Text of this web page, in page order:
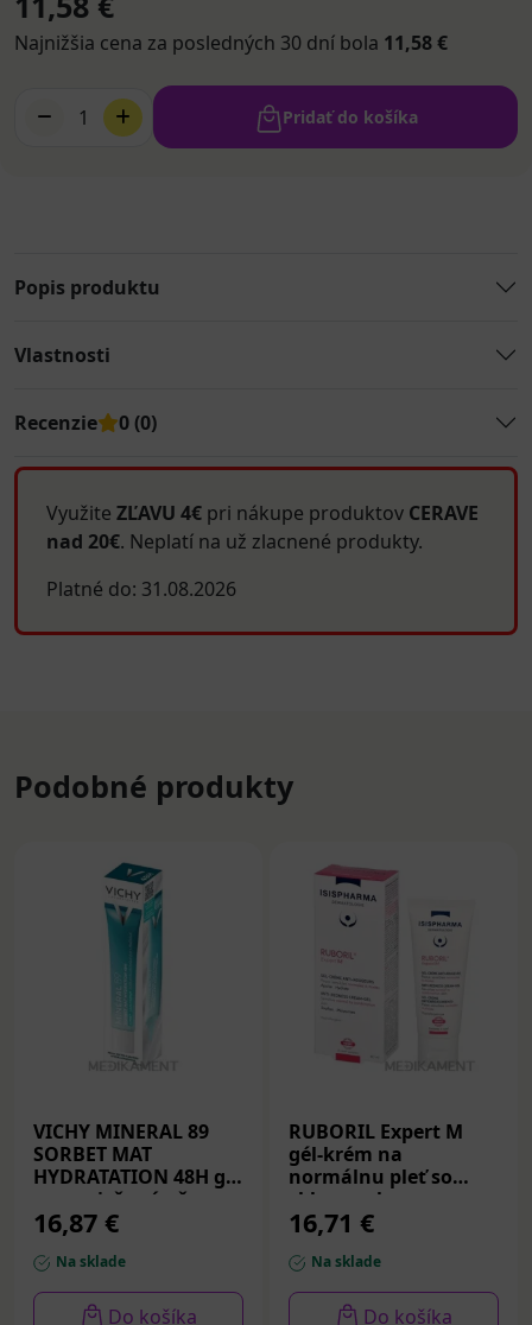
Najnižšia cena za posledných 30 dní bola 11,58 €
1 Pridať do košíka
Popis produktu
Vlastnosti
Recenzie 0 (0)
Využite ZĽAVU 4€ pri nákupe produktov CERAVE
nad 20€. Neplatí na už zlacnené produkty.
Platné do: 31.08.2026
Podobné produkty
VICHY MINERAL 89
SORBET MAT
HYDRATATION 48H gél
pre zmiešanú až
mastnú pleť 40 ml
16,87 €
Na sklade
Do košíka
RUBORIL Expert M
gél-krém na
normálnu pleť so
sklonom k
začervenaniu 40 ml
16,71 €
Na sklade
Do košíka